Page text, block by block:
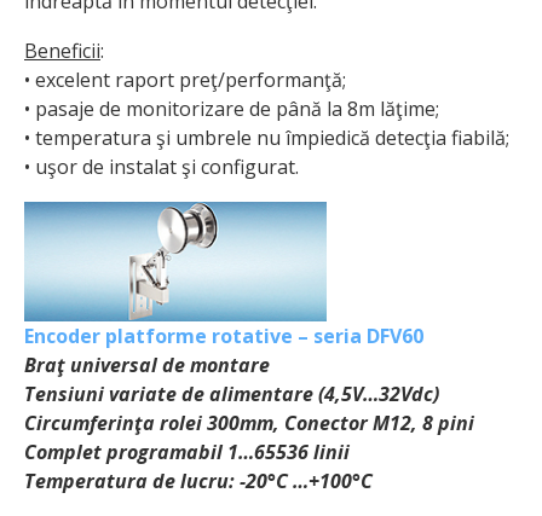
Beneficii:
• excelent raport preţ/performanţă;
• pasaje de monitorizare de până la 8m lăţime;
• temperatura şi umbrele nu împiedică detecţia fiabilă;
• uşor de instalat şi configurat.
Encoder platforme rotative – seria DFV60
Braţ universal de montare
Tensiuni variate de alimentare (4,5V…32Vdc)
Circumferinţa rolei 300mm, Conector M12, 8 pini
Complet programabil 1…65536 linii
Temperatura de lucru: -20°C …+100°C